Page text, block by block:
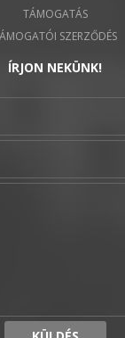
TÁMOGATÁS
SZERZŐDÉS
ÍRJON NEKÜNK!